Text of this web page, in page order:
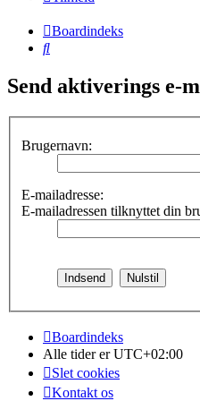
Boardindeks
Søg
Send aktiverings e-
Brugernavn:
E-mailadresse:
E-mailadressen tilknyttet din
Boardindeks
Alle tider erUTC+02:00
Slet cookies
Kontakt os